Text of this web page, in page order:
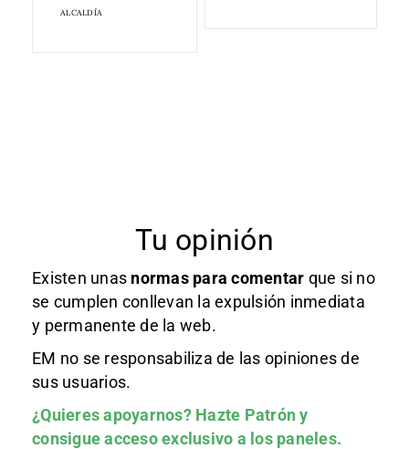
ALCALDÍA
Tu opinión
Existen unas normas para comentar que si no
se cumplen conllevan la expulsión inmediata
y permanente de la web.
EM no se responsabiliza de las opiniones de
sus usuarios.
¿Quieres apoyarnos? Hazte Patróny
consigue acceso exclusivo a los paneles.